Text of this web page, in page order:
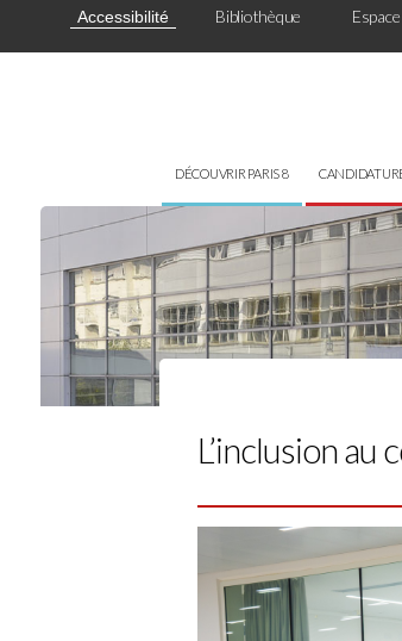
Accessibilité Bibliothèque
DÉCOUVRIR PARIS 8
L’inclusion
Panneau de gestion des cookies